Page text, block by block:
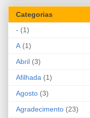
Categorias
- (1)
A (1)
Abril (3)
Afilhada (1)
Agosto (3)
Agradecimento (23)